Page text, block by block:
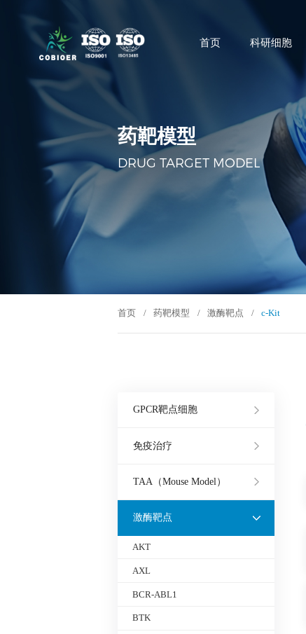
首页 科研细胞
药靶模型
DRUG TARGET MODEL
首页 / 药靶模型 / 激酶靶点 / c-Kit
GPCR靶点细胞
免疫治疗
TAA（Mouse Model）
激酶靶点
AKT
AXL
BCR-ABL1
BTK